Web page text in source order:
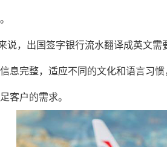
说，出国签字银行流水翻译成英文
息完整，适应不同的文化和语言习
客户的需求。